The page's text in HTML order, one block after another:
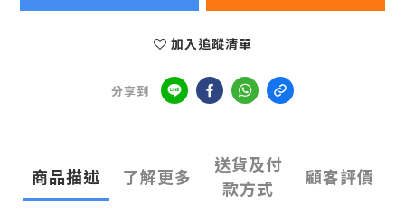
加入追蹤清單
分享到
商品描述 了解更多
送貨及付
款方式
顧客評價